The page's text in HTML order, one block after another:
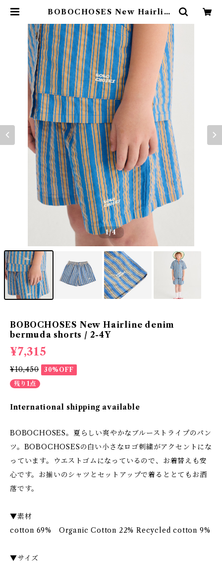
BOBOCHOSES New Hairline
| 4claps
1/4
BOBOCHOSES New Hairline denim
bermuda shorts / 2-4Y
¥7,315
¥10,450
30%OFF
残り1点
International shipping available
BOBOCHOSES。夏らしい爽やかなブルーストライプのパン
ツ。BOBOCHOSESの白い小さなロゴ刺繍がアクセントにな
っています。ウエストゴムになっているので、お着替えも安
心です。お揃いのシャツとセットアップで着るととてもお洒
落です。
▼素材
cotton 69% Organic Cotton 22% Recycled cotton 9%
▼サイズ